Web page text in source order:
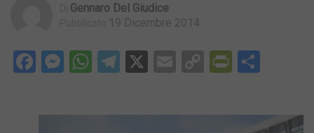
Gennaro Del Giudice
19 Dicembre 2014
Facebook
Messenger
WhatsApp
Telegram
X EmailCopy